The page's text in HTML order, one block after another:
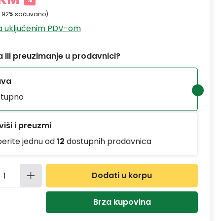
sačuvano)
uključenim PDV-om
ili preuzimanje u prodavnici?
i preuzmi
jednu od12 dostupnih prodavnica
proizvoda: Unesite željenu
Dodati u korpu
Brza kupovina